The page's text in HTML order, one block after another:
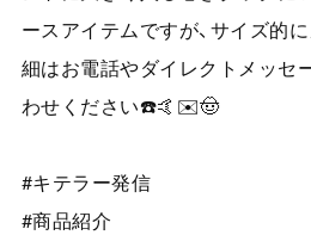
ースアイテムですが、サイズ的
細はお電話やダイレクトメッセ
わせください☎️🤙✉️🤠
#キテラー発信
#商品紹介